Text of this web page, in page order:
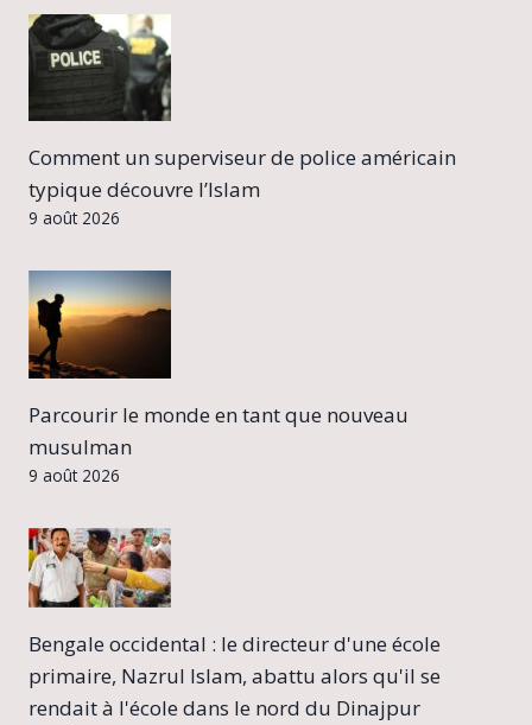
Comment un superviseur de police américain
typique découvre l’Islam
9 août 2026
Parcourir le monde en tant que nouveau
musulman
9 août 2026
Bengale occidental : le directeur d'une école
primaire, Nazrul Islam, abattu alors qu'il se
rendait à l'école dans le nord du Dinajpur